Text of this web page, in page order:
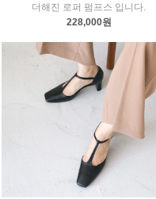
더해진 로퍼 펌프스 입니다.
228,000원